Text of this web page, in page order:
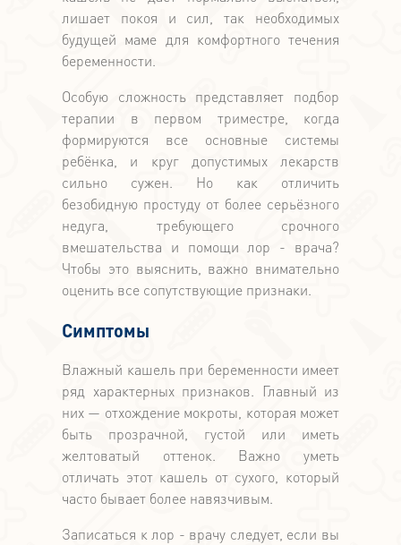
лишает покоя и сил, так необходимых
будущей маме для комфортного течения
беременности.
Особую сложность представляет подбор
терапии в первом триместре, когда
формируются все основные системы
ребёнка, и круг допустимых лекарств
сильно сужен. Но как отличить
безобидную простуду от более серьёзного
недуга, требующего срочного
вмешательства и помощи лор - врача?
Чтобы это выяснить, важно внимательно
оценить все сопутствующие признаки.
Симптомы
Влажный кашель при беременности имеет
ряд характерных признаков. Главный из
них — отхождение мокроты, которая может
быть прозрачной, густой или иметь
желтоватый оттенок. Важно уметь
отличать этот кашель от сухого, который
часто бывает более навязчивым.
Записаться к лор - врачу следует, если вы